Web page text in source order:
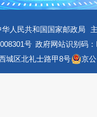
人民共和国国家邮政局
号 政府网站识别码
城区北礼士路甲8号
京